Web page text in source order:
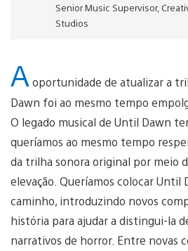
Senior Music Supervisor,
Studios
A oportunidade de atualizar a
Dawn foi ao mesmo tempo
O legado musical de Until Dawn
queríamos ao mesmo tempo
da trilha sonora original por meio
elevação. Queríamos colocar Until
caminho, introduzindo novos
história para ajudar a distingui-la
narrativos de horror. Entre novas